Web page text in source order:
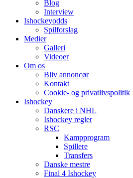
Blog
Interview
Ishockeyodds
Spilforslag
Medier
Galleri
Videoer
Om os
Bliv annoncør
Kontakt
Cookie- og privatlivspolitik
Ishockey
Danskere i NHL
Ishockey regler
RSC
Kampprogram
Spillere
Transfers
Danske mestre
Final 4 Ishockey